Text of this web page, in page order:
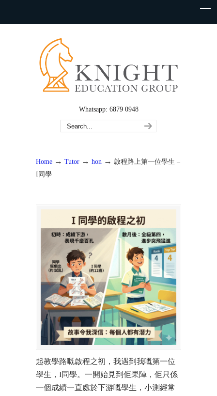
Whatsapp: 6879 0948
Home → Tutor → hon → 啟程路上第一位學生 –
I同學
起教學路嘅啟程之初，我遇到我嘅第一位
學生，I同學。一開始見到佢果陣，佢只係
一個成績一直處於下游嘅學生，小測經常